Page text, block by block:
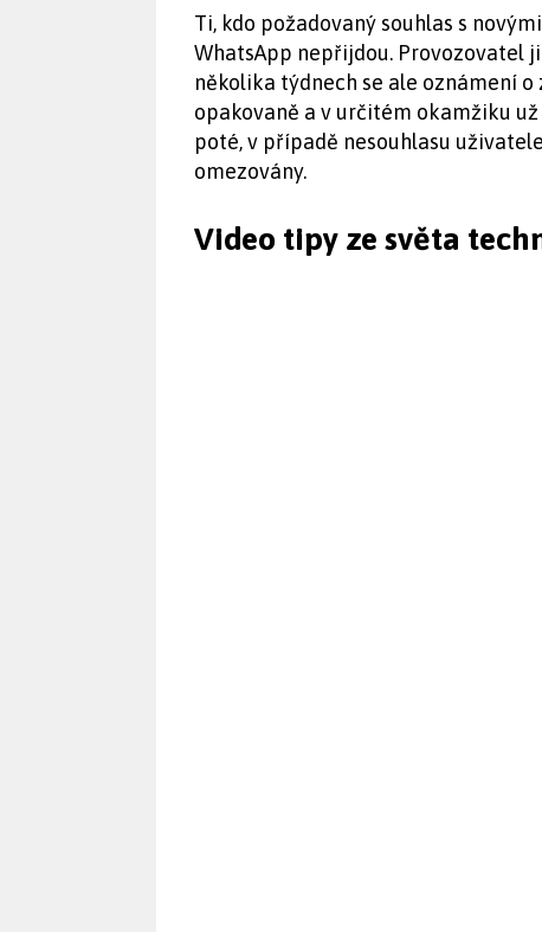
Ti, kdo požadovaný souhlas s
WhatsApp nepřijdou. Provozovatel
několika týdnech se ale oznámení
opakovaně a v určitém okamžiku
poté, v případě nesouhlasu
omezovány.
Video tipy ze světa